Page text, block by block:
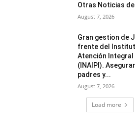
Otras Noticias
August 7, 2026
Gran gestion de
frente del
Atención Integral
(INAIPI).
padres y...
August 7, 2026
Load more